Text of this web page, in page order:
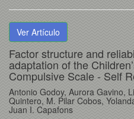
Ver Artículo
Factor structure and
adaptation of the
Compulsive Scale - Self
Antonio Godoy, Aurora Gavino,
Quintero, M. Pilar Cobos,
Juan I. Capafons